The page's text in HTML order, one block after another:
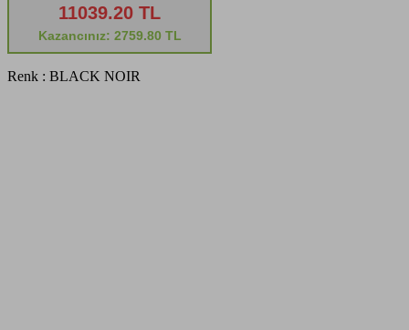
11039.20 TL
Kazancınız: 2759.80 TL
Renk : BLACK NOIR